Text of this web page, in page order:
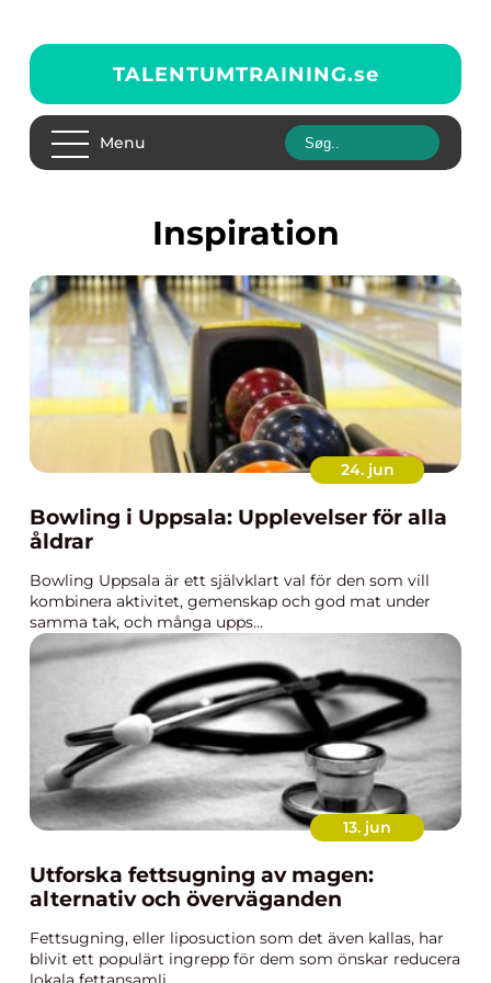
TALENTUMTRAINING.se
Menu
inspiration
24. jun
Bowling i Uppsala: Upplevelser för alla
åldrar
Bowling Uppsala är ett självklart val för den som vill
kombinera aktivitet, gemenskap och god mat under
samma tak, och många upps...
13. jun
Utforska fettsugning av magen:
alternativ och överväganden
Fettsugning, eller liposuction som det även kallas, har
blivit ett populärt ingrepp för dem som önskar reducera